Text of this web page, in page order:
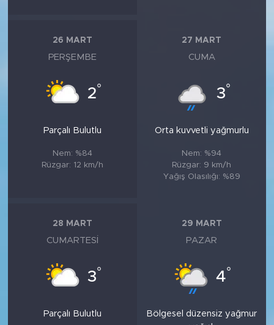
26 MART
PERŞEMBE
2°
Parçalı Bulutlu
Nem: %84
Rüzgar: 12 km/h
27 MART
CUMA
3°
Orta kuvvetli yağmurlu
Nem: %94
Rüzgar: 9 km/h
Yağış Olasılığı: %89
28 MART
CUMARTESI
3°
Parçalı Bulutlu
29 MART
PAZAR
4°
Bölgesel düzensiz yağmur